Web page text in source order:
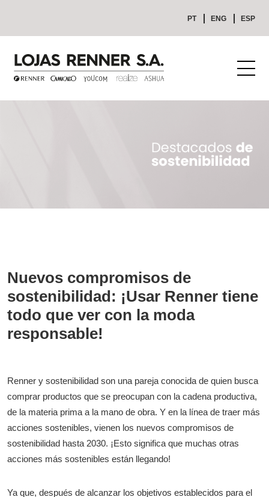
PT ENG ESP
Nuevos compromisos de
sostenibilidad: ¡Usar Renner tiene
todo que ver con la moda
responsable!
Renner y sostenibilidad son una pareja conocida de quien busca
comprar productos que se preocupan con la cadena productiva,
de la materia prima a la mano de obra. Y en la línea de traer más
acciones sostenibles, vienen los nuevos compromisos de
sostenibilidad hasta 2030. ¡Esto significa que muchas otras
acciones más sostenibles están llegando!
Ya que, después de alcanzar los objetivos establecidos para el